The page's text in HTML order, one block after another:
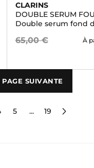
CLARINS
DOUBLE SERUM
Double serum fond
65,00 € À
SUIVANTE
5 ... 19